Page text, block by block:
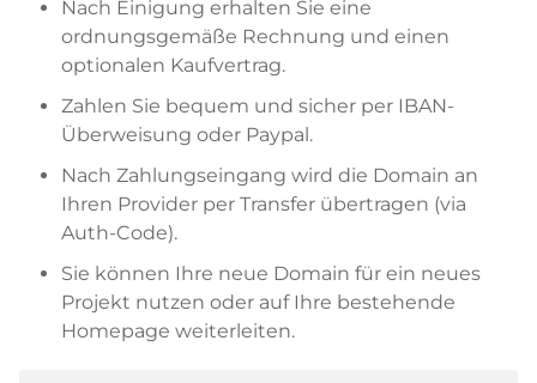
Nach Einigung erhalten Sie eine
ordnungsgemäße Rechnung und einen
optionalen Kaufvertrag.
Zahlen Sie bequem und sicher per IBAN-
Überweisung oder Paypal.
Nach Zahlungseingang wird die Domain an
Ihren Provider per Transfer übertragen (via
Auth-Code).
Sie können Ihre neue Domain für ein neues
Projekt nutzen oder auf Ihre bestehende
Homepage weiterleiten.